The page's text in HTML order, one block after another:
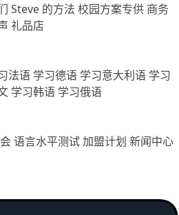
Steve 的方法 校园方案专供 商务
礼品店
法语 学习德语 学习意大利语 学习
学习韩语 学习俄语
语言水平测试加盟计划 新闻中心